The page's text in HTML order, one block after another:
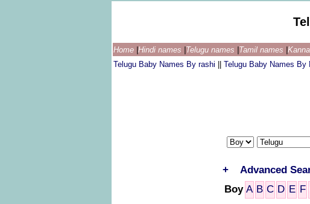
Home Hindi names Telugu names Tamil names
Telugu Baby Names By rashi
Telugu Baby Names By
+
Advanced
Boy A B C D E F